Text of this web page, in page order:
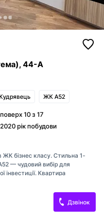
44-А
Кудрявець ЖК А52
поверх 10 з 17
2020 рік побудови
ЖК бізнес класу. Стильна 1-
— чудовий вибір для
інвестиції. Квартира
побутовою технікою та готова
Продумане планування,
одразу заїхати та
Дзвінок